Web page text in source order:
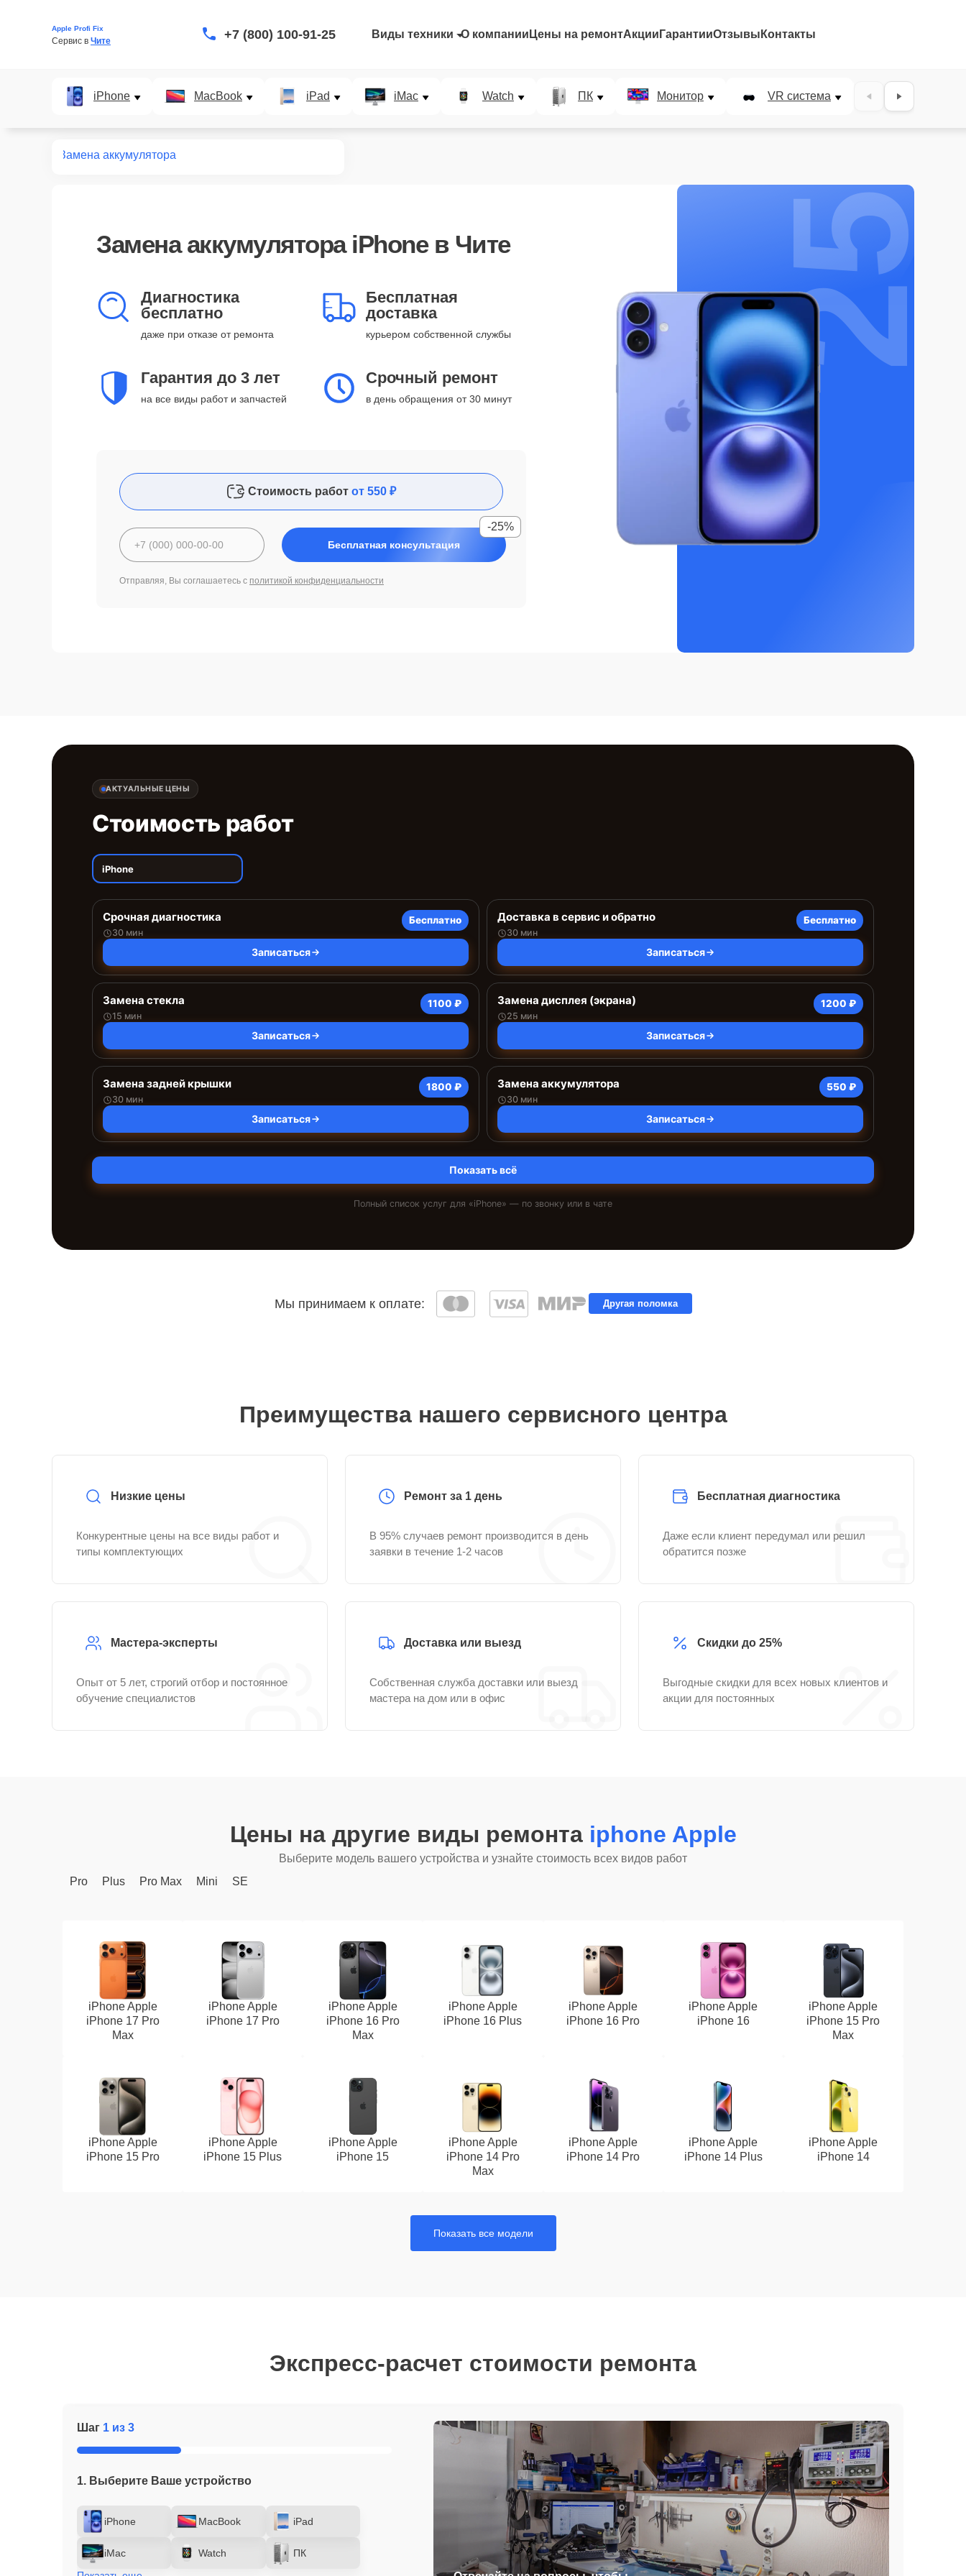
Apple Profi Fix
Сервис в Чите +7 (800) 100-91-25 Виды техники О компании Цены на ремонтАкции ГарантииОтзывы Контакты
iPhone MacBook iPad iMac Watch ПК Монитор VR система Наушники
Замена аккумулятора
Замена аккумулятора iPhone в Чите
Диагностика
бесплатно
даже при отказе от ремонта
Бесплатная
доставка
курьером собственной службы
Гарантия до 3 лет
на все виды работ и запчастей
Срочный ремонт
в день обращения от 30 минут
Стоимость работ от 550 ₽
Бесплатная консультация
-25%
Отправляя, Вы соглашаетесь с политикой конфиденциальности
25%
АКТУАЛЬНЫЕ ЦЕНЫ
Стоимость работ
iPhone
Срочная диагностика
30 мин
Бесплатно
Записаться
Доставка в сервис и обратно
30 мин
Бесплатно
Записаться
Замена стекла
15 мин
1100 ₽
Записаться
Замена дисплея (экрана)
25 мин
1200 ₽
Записаться
Замена задней крышки
30 мин
1800 ₽
Записаться
Замена аккумулятора
30 мин
550 ₽
Записаться
Показать всё
Полный список услуг для «iPhone» — по звонку или в чате
Мы принимаем к оплате: Другая поломка
Преимущества нашего сервисного центра
Низкие цены
Конкурентные цены на все виды работ и
типы комплектующих
Ремонт за 1 день
В 95% случаев ремонт производится в день
заявки в течение 1-2 часов
Бесплатная диагностика
Даже если клиент передумал или решил
обратится позже
Мастера-эксперты
Опыт от 5 лет, строгий отбор и постоянное
обучение специалистов
Доставка или выезд
Собственная служба доставки или выезд
мастера на дом или в офис
Скидки до 25%
Выгодные скидки для всех новых клиентов и
акции для постоянных
Цены на другие виды ремонта iphone Apple
Выберите модель вашего устройства и узнайте стоимость всех видов работ
Pro
Plus Pro Max Mini SE
iPhone Apple
iPhone 17 Pro
Max
iPhone Apple
iPhone 17 Pro
iPhone Apple
iPhone 16 Pro
Max
iPhone Apple
iPhone 16 Plus
iPhone Apple
iPhone 16 Pro
iPhone Apple
iPhone 16
iPhone Apple
iPhone 15 Pro
Max
iPhone Apple
iPhone 15 Pro
iPhone Apple
iPhone 15 Plus
iPhone Apple
iPhone 15
iPhone Apple
iPhone 14 Pro
Max
iPhone Apple
iPhone 14 Pro
iPhone Apple
iPhone 14 Plus
iPhone Apple
iPhone 14
Показать все модели
Экспресс-расчет стоимости ремонта
Шаг 1 из 3
1. Выберите Ваше устройство
iPhone MacBook iPad
iMac Watch
ПК